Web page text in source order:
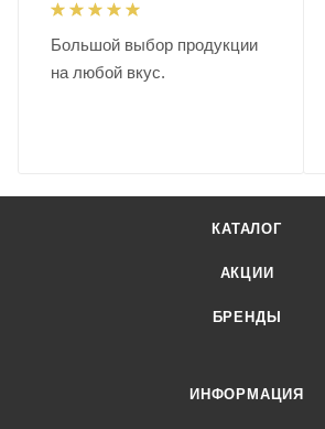
Большой выбор продукции
на любой вкус.
КАТАЛОГ
АКЦИИ
БРЕНДЫ
ИНФОРМАЦИЯ